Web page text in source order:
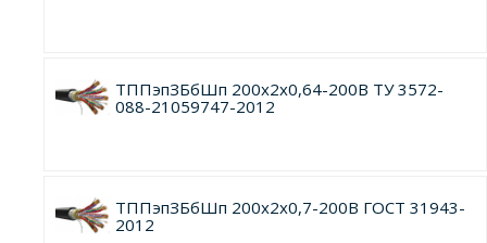
ТППэпЗБбШп 200х2х0,64-200В ТУ 3572-
088-21059747-2012
ТППэпЗБбШп 200х2х0,7-200В ГОСТ 31943-
2012